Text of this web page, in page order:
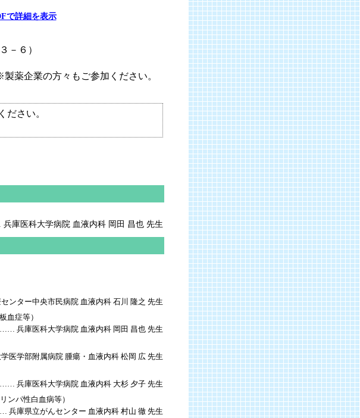
で詳細を表示
－６）
薬企業の方々もご参加ください。
ださい。
庫医科大学病院 血液内科 岡田 昌也 先生
ター中央市民病院 血液内科 石川 隆之 先生
血症等）
…… 兵庫医科大学病院 血液内科 岡田 昌也 先生
医学部附属病院 腫瘍・血液内科 松岡 広 先生
兵庫医科大学病院 血液内科 大杉 夕子 先生
ンパ性白血病等）
庫県立がんセンター 血液内科 村山 徹 先生